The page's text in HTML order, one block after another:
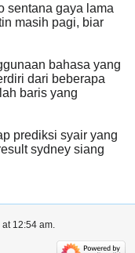
sentana gaya lama
masih pagi, biar
bahasa yang
dari beberapa
baris yang
prediksi syair yang
sydney siang
12:54 am.